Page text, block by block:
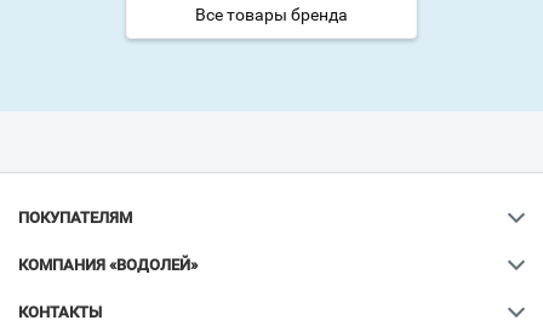
Все товары бренда
ПОКУПАТЕЛЯМ
КОМПАНИЯ «ВОДОЛЕЙ»
КОНТАКТЫ